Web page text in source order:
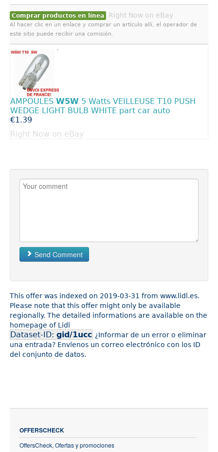
Comprar productos en línea Right Now on eBay
Al hacer clic en un enlace y comprar un artículo allí, el operador de
este sitio puede recibir una comisión.
AMPOULES W5W 5 Watts VEILLEUSE T10 PUSH
WEDGE LIGHT BULB WHITE part car auto
€1.39
Right Now on eBay
Send Comment
This offer was indexed on 2019-03-31 from www.lidl.es.
Please note that this offer might only be available
regionally. The detailed informations are available on the
homepage of Lidl
Dataset-ID: gid/1ucc ¿Informar de un error o eliminar
una entrada? Envíenos un correo electrónico con los ID
del conjunto de datos.
OFFERSCHECK
OffersCheck, Ofertas y promociones